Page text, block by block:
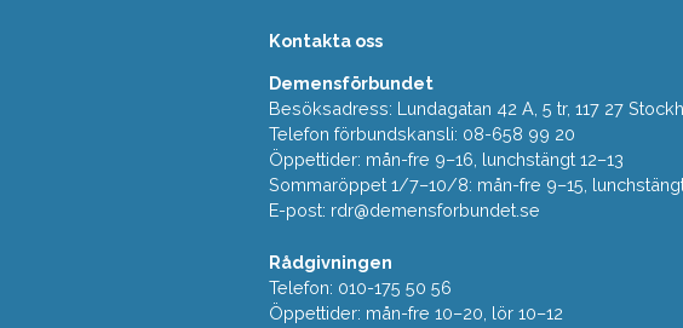
Kontakta oss
Demensförbundet
Besöksadress: Lundagatan 42 A, 5 tr, 117 27
Telefon förbundskansli: 08-658 99 20
Öppettider: mån-fre 9–16, lunchstängt 12–13
Sommaröppet 1/7–10/8: mån-fre 9–15, lunchstängt
E-post: rdr@demensforbundet.se
Rådgivningen
Telefon: 010-175 50 56
Öppettider: mån-fre 10–20, lör 10–12